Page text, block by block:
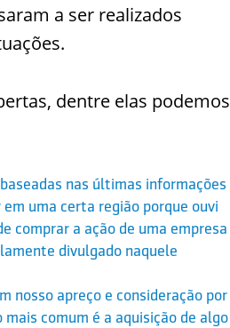
a ser realizados
dentre elas podemos
nas últimas informações
uma certa região porque ouvi
comprar a ação de uma empresa
divulgado naquele
nosso apreço e consideração por
comum é a aquisição de algo